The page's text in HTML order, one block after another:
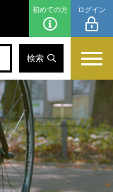
初めての方 ログイン
検索